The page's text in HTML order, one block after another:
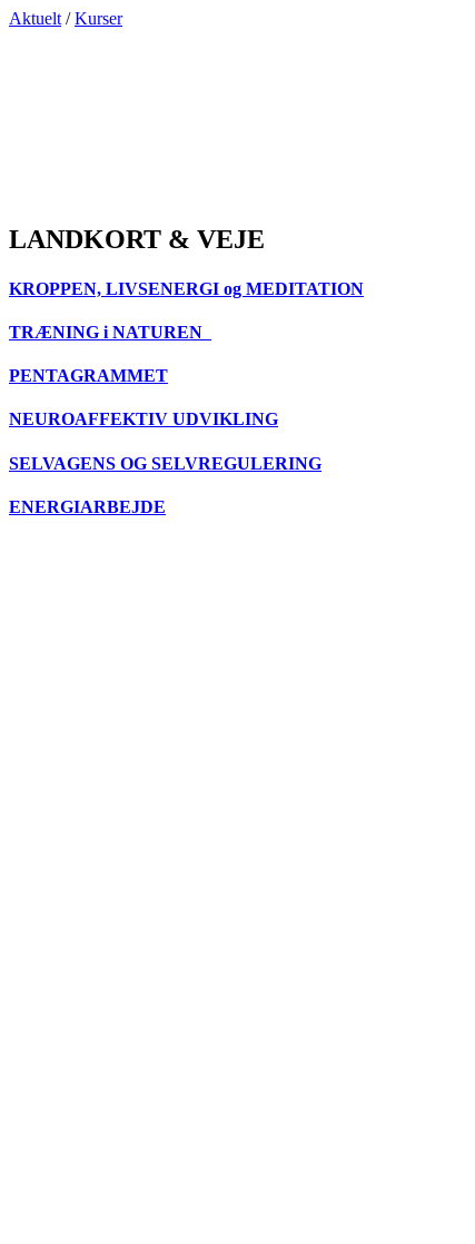
Aktuelt /Kurser
LANDKORT & VEJE
KROPPEN, LIVSENERGI og MEDITATION
TRÆNING i NATUREN
PENTAGRAMMET
NEUROAFFEKTIV UDVIKLING
SELVAGENS OG SELVREGULERING
ENERGIARBEJDE